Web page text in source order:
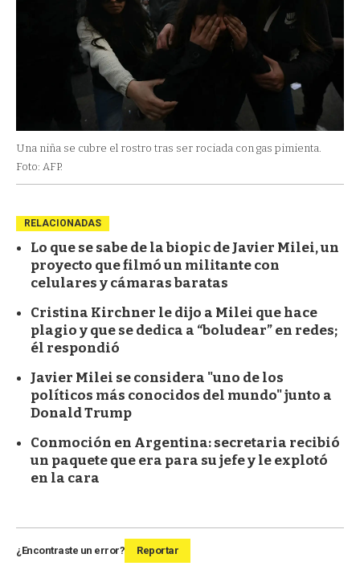
Una niña se cubre el rostro tras ser rociada con gas pimienta.
Foto: AFP.
RELACIONADAS
Lo que se sabe de la biopic de Javier Milei, un
proyecto que filmó un militante con
celulares y cámaras baratas
Cristina Kirchner le dijo a Milei que hace
plagio y que se dedica a “boludear” en redes;
él respondió
Javier Milei se considera "uno de los
políticos más conocidos del mundo" junto a
Donald Trump
Conmoción en Argentina: secretaria recibió
un paquete que era para su jefe y le explotó
en la cara
¿Encontraste un error? Reportar